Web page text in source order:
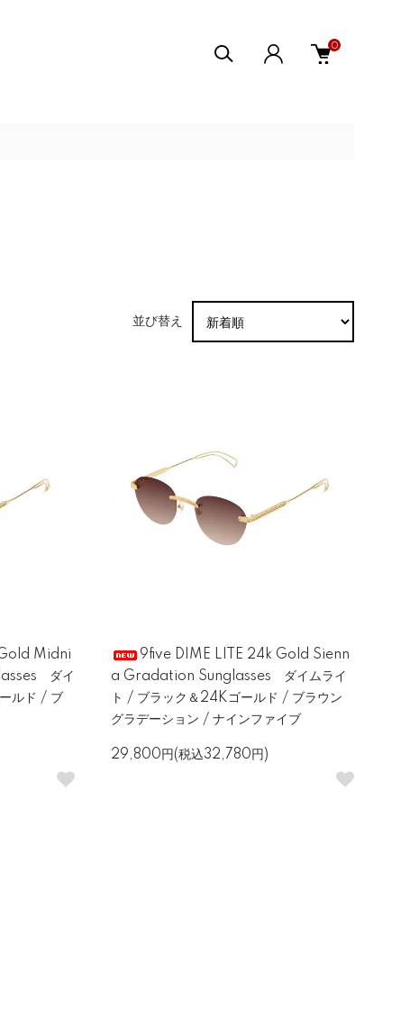
0
並び替え
Midni
ダイ
ルド / ブ
9five DIME LITE 24k Gold Sienn
a Gradation Sunglasses ダイムライ
ト / ブラック＆24Kゴールド / ブラウン
グラデーション / ナインファイブ
29,800円(税込32,780円)